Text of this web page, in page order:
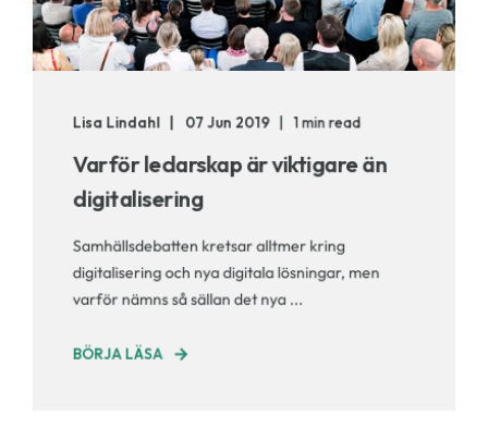
Lisa Lindahl 07 Jun 2019 1 min read
Varför ledarskap är viktigare än
digitalisering
Samhällsdebatten kretsar alltmer kring
digitalisering och nya digitala lösningar, men
varför nämns så sällan det nya ...
BÖRJA LÄSA